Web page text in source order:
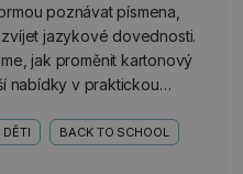
poznávat písmena,
jazykové dovednosti.
jak proměnit kartonový
nabídky v praktickou
DĚTI BACK TO SCHOOL